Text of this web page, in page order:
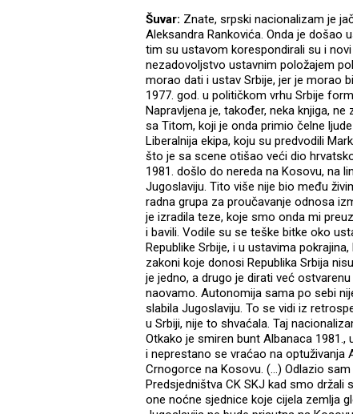
Šuvar: Znate, srpski nacionalizam je
Aleksandra Rankovića. Onda je došao
tim su ustavom korespondirali su i
nezadovoljstvo ustavnim položajem
morao dati i ustav Srbije, jer je morao
1977. god. u političkom vrhu Srbije
Napravljena je, također, neka knjiga,
sa Titom, koji je onda primio čelne
Liberalnija ekipa, koju su predvodili
što je sa scene otišao veći dio
1981. došlo do nereda na Kosovu, na
Jugoslaviju. Tito više nije bio među
radna grupa za proučavanje odnosa
je izradila teze, koje smo onda mi
i bavili. Vodile su se teške bitke oko
Republike Srbije, i u ustavima
zakoni koje donosi Republika Srbija
je jedno, a drugo je dirati već
naovamo. Autonomija sama po sebi
slabila Jugoslaviju. To se vidi iz
u Srbiji, nije to shvaćala. Taj
Otkako je smiren bunt Albanaca
i neprestano se vraćao na optuživanja
Crnogorce na Kosovu. (...) Odlazio
Predsjedništva CK SKJ kad smo
one noćne sjednice koje cijela zemlja